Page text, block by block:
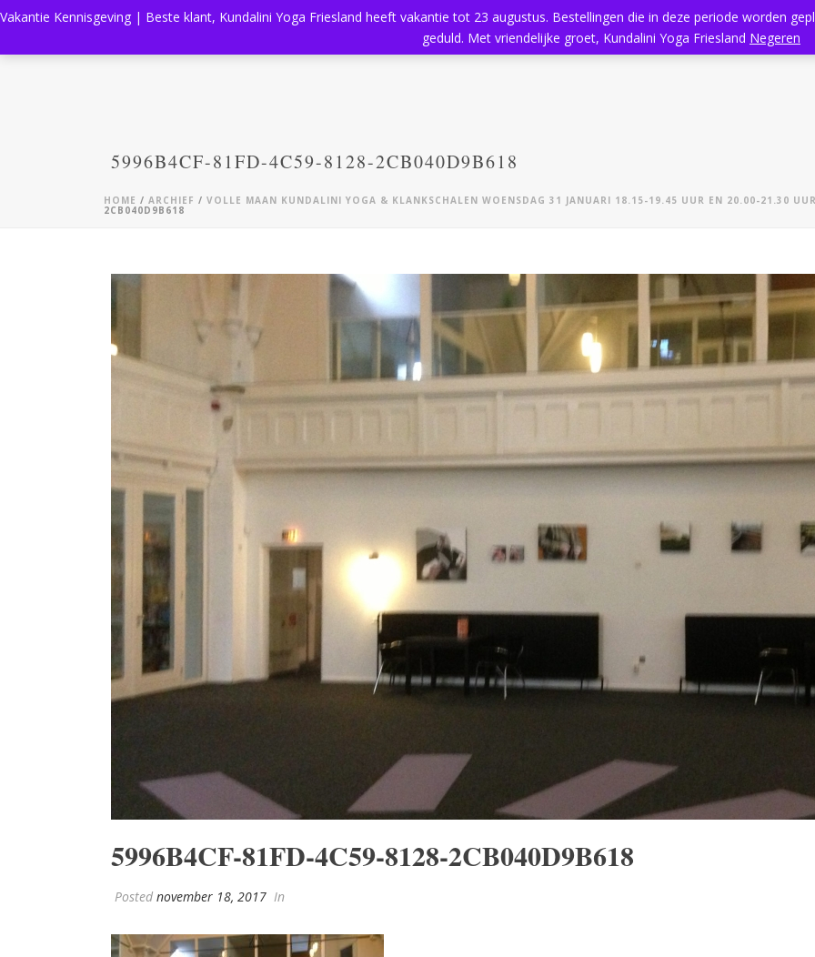
Aanbod Kundalini Yoga Massage Rooster
5996B4CF-81FD-4C59-8128-2CB040D9B618
HOME / ARCHIEF / VOLLE MAAN KUNDALINI YOGA & KLANKSCHALEN WOENSDAG 31 JANUARI 18.15-19.45 UUR EN 20.00-21.30
2CB040D9B618
5996B4CF-81FD-4C59-8128-2CB040D9B618
Posted november 18, 2017 In
Vakantie Kennisgeving | Beste klant, Kundalini Yoga Friesland heeft vakantie tot 23 augustus. Bestellingen die in deze periode worden
geduld. Met vriendelijke groet, Kundalini Yoga Friesland Negeren